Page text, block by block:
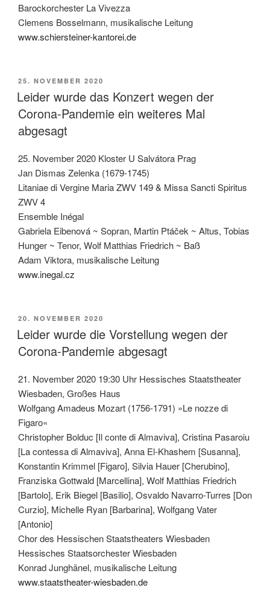
Barockorchester La Vivezza
Clemens Bosselmann, musikalische Leitung
www.schiersteiner-kantorei.de
VERÖFFENTLICHT
AM
25. NOVEMBER 2020
Leider wurde das Konzert wegen der
Corona-Pandemie ein weiteres Mal
abgesagt
25. November 2020 Kloster U Salvátora Prag
Jan Dismas Zelenka (1679-1745)
Litaniae di Vergine Maria ZWV 149 & Missa Sancti Spiritus
ZWV 4
Ensemble Inégal
Gabriela Eibenová ~ Sopran, Martin Ptáček ~ Altus, Tobias
Hunger ~ Tenor, Wolf Matthias Friedrich ~ Baß
Adam Viktora, musikalische Leitung
www.inegal.cz
VERÖFFENTLICHT
AM
20. NOVEMBER 2020
Leider wurde die Vorstellung wegen der
Corona-Pandemie abgesagt
21. November 2020 19:30 Uhr Hessisches Staatstheater
Wiesbaden, Großes Haus
Wolfgang Amadeus Mozart (1756-1791) »Le nozze di
Figaro«
Christopher Bolduc [Il conte di Almaviva], Cristina Pasaroiu
[La contessa di Almaviva], Anna El-Khashem [Susanna],
Konstantin Krimmel [Figaro], Silvia Hauer [Cherubino],
Franziska Gottwald [Marcellina], Wolf Matthias Friedrich
[Bartolo], Erik Biegel [Basilio], Osvaldo Navarro-Turres [Don
Curzio], Michelle Ryan [Barbarina], Wolfgang Vater
[Antonio]
Chor des Hessischen Staatstheaters Wiesbaden
Hessisches Staatsorchester Wiesbaden
Konrad Junghänel, musikalische Leitung
www.staatstheater-wiesbaden.de